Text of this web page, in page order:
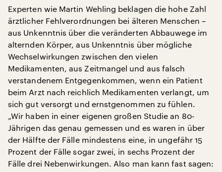
Experten wie Martin Wehling beklagen die hohe Zahl
ärztlicher Fehlverordnungen bei älteren Menschen –
aus Unkenntnis über die veränderten Abbauwege im
alternden Körper, aus Unkenntnis über mögliche
Wechselwirkungen zwischen den vielen
Medikamenten, aus Zeitmangel und aus falsch
verstandenem Entgegenkommen, wenn ein Patient
beim Arzt nach reichlich Medikamenten verlangt, um
sich gut versorgt und ernstgenommen zu fühlen.
„Wir haben in einer eigenen großen Studie an 80-
Jährigen das genau gemessen und es waren in über
der Hälfte der Fälle mindestens eine, in ungefähr 15
Prozent der Fälle sogar zwei, in sechs Prozent der
Fälle drei Nebenwirkungen. Also man kann fast sagen: